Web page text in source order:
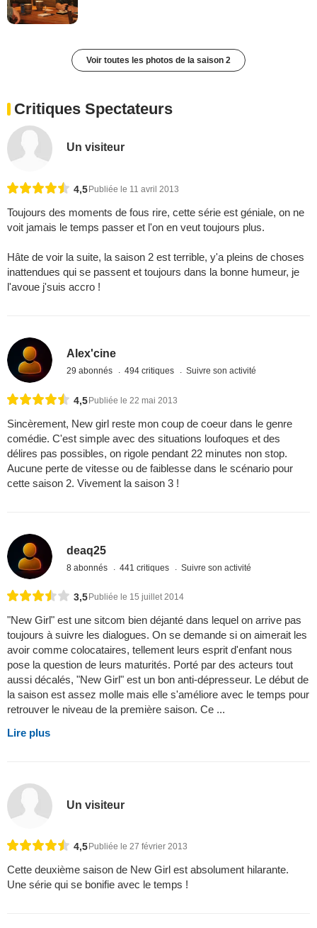
Voir toutes les photos de la saison 2
Critiques Spectateurs
Un visiteur
4,5Publiée le 11 avril 2013
Toujours des moments de fous rire, cette série est géniale, on ne
voit jamais le temps passer et l'on en veut toujours plus.
Hâte de voir la suite, la saison 2 est terrible, y'a pleins de choses
inattendues qui se passent et toujours dans la bonne humeur, je
l'avoue j'suis accro !
Alex'cine
29 abonnés 494 critiques Suivre son activité
4,5 Publiée le 22 mai 2013
Sincèrement, New girl reste mon coup de coeur dans le genre
comédie. C'est simple avec des situations loufoques et des
délires pas possibles, on rigole pendant 22 minutes non stop.
Aucune perte de vitesse ou de faiblesse dans le scénario pour
cette saison 2. Vivement la saison 3 !
deaq25
8 abonnés 441 critiques Suivre son activité
3,5 Publiée le 15 juillet 2014
"New Girl" est une sitcom bien déjanté dans lequel on arrive pas
toujours à suivre les dialogues. On se demande si on aimerait les
avoir comme colocataires, tellement leurs esprit d'enfant nous
pose la question de leurs maturités. Porté par des acteurs tout
aussi décalés, "New Girl" est un bon anti-dépresseur. Le début de
la saison est assez molle mais elle s'améliore avec le temps pour
retrouver le niveau de la première saison. Ce ...
Lire plus
Un visiteur
4,5 Publiée le 27 février 2013
Cette deuxième saison de New Girl est absolument hilarante.
Une série qui se bonifie avec le temps !